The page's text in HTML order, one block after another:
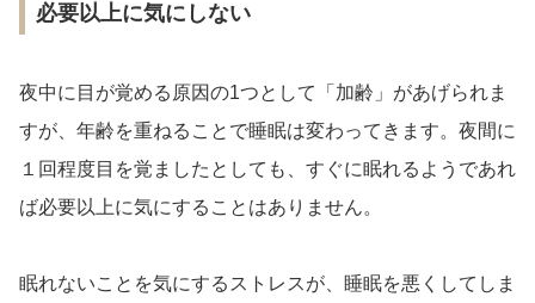
必要以上に気にしない
夜中に目が覚める原因の1つとして「加齢」があげられま
すが、年齢を重ねることで睡眠は変わってきます。夜間に
１回程度目を覚ましたとしても、すぐに眠れるようであれ
ば必要以上に気にすることはありません。
眠れないことを気にするストレスが、睡眠を悪くしてしま